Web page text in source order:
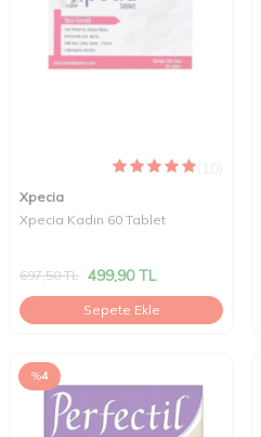
Xpecia
Xpecia Kadın 60 Tablet
697,50TL 499,90TL
Sepete Ekle
%4